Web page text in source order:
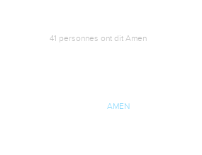
41 personnes ont dit Amen
AMEN